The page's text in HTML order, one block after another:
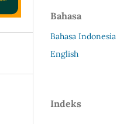
Bahasa
Bahasa Indonesia
English
Indeks